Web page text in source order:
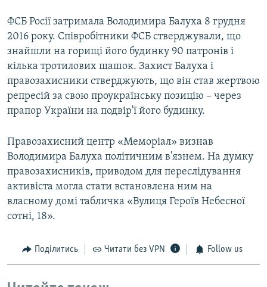
ФСБ Росії затримала Володимира Балуха 8 грудня
2016 року. Співробітники ФСБ стверджували, що
знайшли на горищі його будинку 90 патронів і
кілька тротилових шашок. Захист Балуха і
правозахисники стверджують, що він став жертвою
репресій за свою проукраїнську позицію – через
прапор України на подвір'ї його будинку.
Правозахисний центр «Меморіал» визнав
Володимира Балуха політичним в'язнем. На думку
правозахисників, приводом для переслідування
активіста могла стати встановлена ним на
власному домі табличка «Вулиця Героїв Небесної
сотні, 18».
Поділитись Читати без VPN Follow us